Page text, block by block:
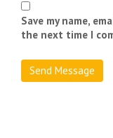
Save my name,
the next time I